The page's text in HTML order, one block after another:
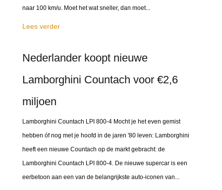
naar 100 km/u. Moet het wat sneller, dan moet...
Lees verder
Nederlander koopt nieuwe
Lamborghini Countach voor €2,6
miljoen
Lamborghini Countach LPI 800-4 Mocht je het even gemist
hebben óf nog met je hoofd in de jaren '80 leven: Lamborghini
heeft een nieuwe Countach op de markt gebracht: de
Lamborghini Countach LPI 800-4. De nieuwe supercar is een
eerbetoon aan een van de belangrijkste auto-iconen van...